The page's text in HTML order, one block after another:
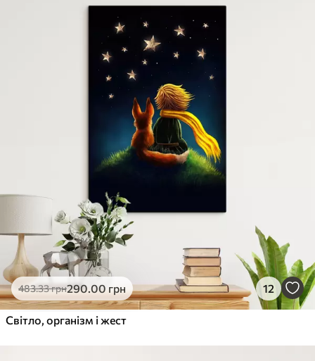
Яскраві, насичені кольори
Стійкість до вицвітання
Безпечне чорнило без запаху
Поверхня з текстурою полотна
Екологічний матеріал
Яскраві, насичені кольори
Безпечне чорнило без запаху
Поверхня з текстурою полотна
✗Екологічний матеріал
Еко-Преміум
.00грн
✓Яскраві, насичені кольори
483.33грн290.00 грн 12
Світло, організм і жест